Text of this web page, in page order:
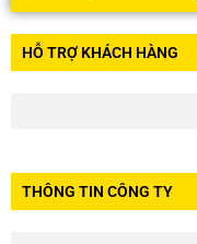
HỖ TRỢ KHÁCH HÀNG
THÔNG TIN CÔNG TY